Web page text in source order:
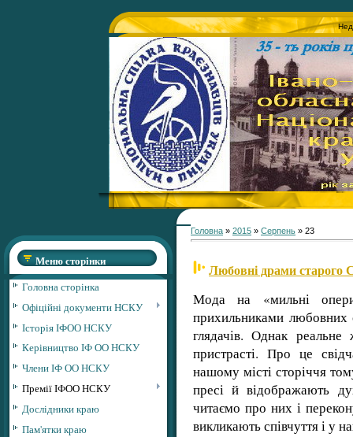
Меню сторінки
Головна сторінка
Офіційні документи НСКУ
Історія ІФОО НСКУ
Керівництво ІФ ОО НСКУ
Члени ІФ ОО НСКУ
Премії ІФОО НСКУ
Дослідники краю
Пам'ятки краю
Головна » 2015 » Серпень » 23
Любовні драми старого
Мода на «мильні
прихильниками любовних
глядачів. Однак реальне
пристрасті. Про це
нашому місті сторіччя
пресі й відображають
читаємо про них і
викликають співчуття і у